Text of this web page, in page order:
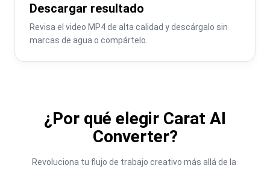
Descargar resultado
Revisa el video MP4 de alta calidad y descárgalo sin
marcas de agua o compártelo.
¿Por qué elegir Carat AI
Converter?
Revoluciona tu flujo de trabajo creativo más allá de la